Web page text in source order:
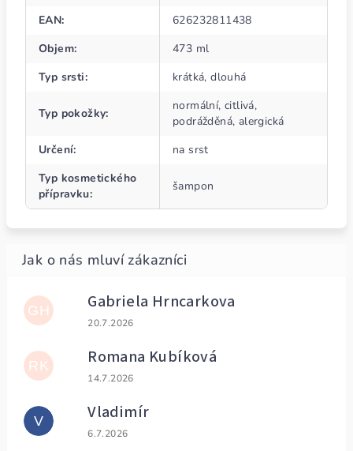
EAN:
626232811438
Objem:
473 ml
Typ srsti: krátká, dlouhá
Typ pokožky:
normální, citlivá,
podrážděná, alergická
Určení:
na srst
Typ kosmetického
přípravku:
šampon
GH Gabriela Hrncarkova
Hodnocení obchodu je 5 z 5 hvězdiček.
20.7.2026
RK Romana Kubíková
Hodnocení obchodu je 5 z 5 hvězdiček.
14.7.2026
V Vladimír
Hodnocení obchodu je 5 z 5 hvězdiček.
6.7.2026